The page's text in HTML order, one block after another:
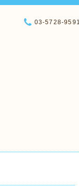
03-5728-9591